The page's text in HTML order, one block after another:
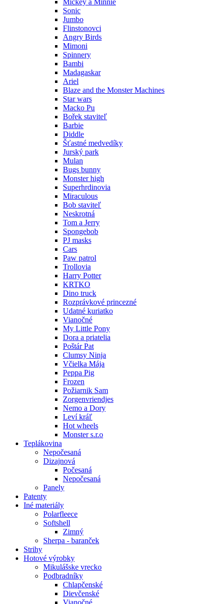
Sonic
Jumbo
Flinstonovci
Angry Birds
Mimoni
Spinnery
Bambi
Madagaskar
Ariel
Blaze and the Monster Machines
Star wars
Macko Pu
Bořek staviteľ
Barbie
Diddle
Šťastné medvedíky
Jurský park
Mulan
Bugs bunny
Monster high
Superhrdinovia
Miraculous
Bob staviteľ
Neskrotná
Tom a Jerry
Spongebob
PJ masks
Cars
Paw patrol
Trollovia
Harry Potter
KRTKO
Dino truck
Rozprávkové princezné
Udatné kuriatko
Vianočné
My Little Pony
Dora a priatelia
Poštár Pat
Clumsy Ninja
Včielka Mája
Peppa Pig
Frozen
Požiarnik Sam
Zorgenvriendjes
Nemo a Dory
Leví kráľ
Hot wheels
Monster s.r.o
Teplákovina
Nepočesaná
Dizajnová
Počesaná
Nepočesaná
Panely
Patenty
Iné materiály
Polarfleece
Softshell
Zimný
Sherpa - baranček
Strihy
Hotové výrobky
Mikulášske vrecko
Podbradníky
Chlapčenské
Dievčenské
Vianočné